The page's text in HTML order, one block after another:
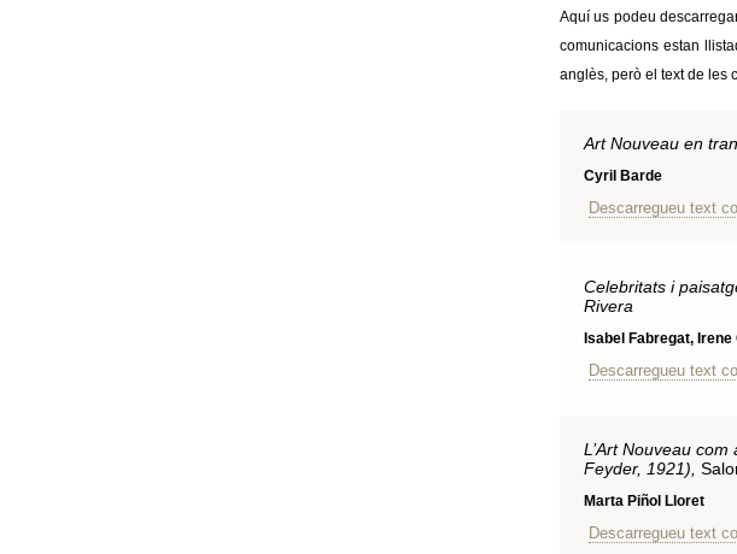
Aquí us podeu
comunicacions estan
anglès, però el text de les
Art Nouveau en
Cyril Barde
Descarregueu text
Celebritats i
Rivera
Isabel Fabregat,
Descarregueu text
L’Art Nouveau
Feyder, 1921),
Marta Piñol Lloret
Descarregueu text